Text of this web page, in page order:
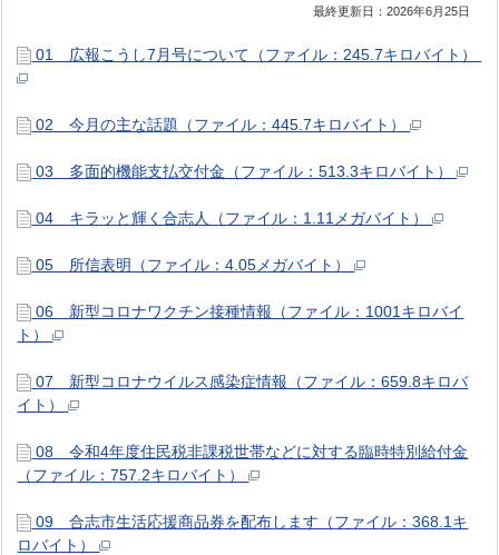
最終更新日：2026年6月25日
01 広報こうし7月号について（ファイル：245.7キロバイト）
02 今月の主な話題（ファイル：445.7キロバイト）
03 多面的機能支払交付金（ファイル：513.3キロバイト）
04 キラッと輝く合志人（ファイル：1.11メガバイト）
05 所信表明（ファイル：4.05メガバイト）
06 新型コロナワクチン接種情報（ファイル：1001キロバイ
ト）
07 新型コロナウイルス感染症情報（ファイル：659.8キロバ
イト）
08 令和4年度住民税非課税世帯などに対する臨時特別給付金
（ファイル：757.2キロバイト）
09 合志市生活応援商品券を配布します（ファイル：368.1キ
ロバイト）